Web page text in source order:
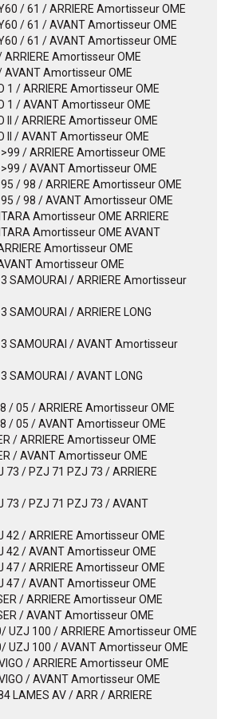
/ 61 / ARRIERE Amortisseur OME
/ 61 / AVANT Amortisseur OME
/ 61 / AVANT Amortisseur OME
ARRIERE Amortisseur OME
AVANT Amortisseur OME
1 / ARRIERE Amortisseur OME
1 / AVANT Amortisseur OME
II / ARRIERE Amortisseur OME
II / AVANT Amortisseur OME
>99 / ARRIERE Amortisseur OME
>99 / AVANT Amortisseur OME
95 / 98 / ARRIERE Amortisseur OME
95 / 98 / AVANT Amortisseur OME
Amortisseur OME ARRIERE
Amortisseur OME AVANT
Amortisseur OME
Amortisseur OME
SAMOURAI / ARRIERE Amortisseur
SAMOURAI / ARRIERE LONG
SAMOURAI / AVANT Amortisseur
SAMOURAI / AVANT LONG
/ 05 / ARRIERE Amortisseur OME
/ 05 / AVANT Amortisseur OME
/ ARRIERE Amortisseur OME
/ AVANT Amortisseur OME
73 / PZJ 71 PZJ 73 / ARRIERE
73 / PZJ 71 PZJ 73 / AVANT
42 / ARRIERE Amortisseur OME
42 / AVANT Amortisseur OME
47 / ARRIERE Amortisseur OME
47 / AVANT Amortisseur OME
/ ARRIERE Amortisseur OME
/ AVANT Amortisseur OME
UZJ 100 / ARRIERE Amortisseur OME
UZJ 100 / AVANT Amortisseur OME
/ ARRIERE Amortisseur OME
/ AVANT Amortisseur OME
LAMES AV / ARR / ARRIERE